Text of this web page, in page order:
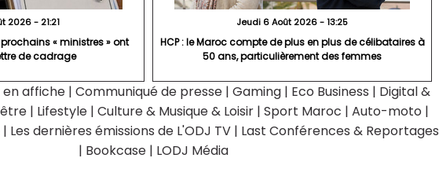
2026 - 21:21
« ministres » ont
de cadrage
Jeudi 6 Août 2026 - 13:25
HCP : le Maroc compte de plus en plus de célibataires à
50 ans, particulièrement des femmes
en affiche | Communiqué de presse | Gaming | Eco Business | Digital &
| Lifestyle | Culture & Musique & Loisir | Sport Maroc | Auto-moto |
| Les dernières émissions de L'ODJ TV | Last Conférences & Reportages
| Bookcase | LODJ Média